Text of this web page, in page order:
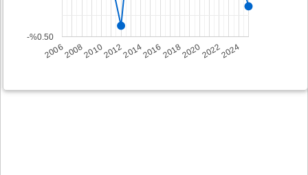
2006200820102012201420162018202020222024
-%0.50